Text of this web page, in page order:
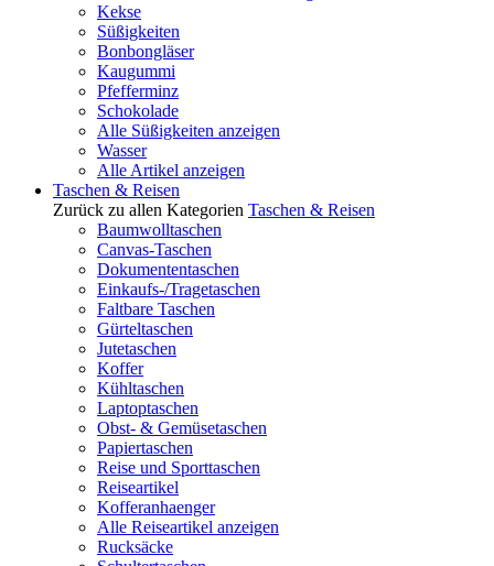
Kekse
Süßigkeiten
Bonbongläser
Kaugummi
Pfefferminz
Schokolade
Alle Süßigkeiten anzeigen
Wasser
Alle Artikel anzeigen
Taschen & Reisen
Zurück zu allen Kategorien Taschen & Reisen
Baumwolltaschen
Canvas-Taschen
Dokumententaschen
Einkaufs-/Tragetaschen
Faltbare Taschen
Gürteltaschen
Jutetaschen
Koffer
Kühltaschen
Laptoptaschen
Obst- & Gemüsetaschen
Papiertaschen
Reise und Sporttaschen
Reiseartikel
Kofferanhaenger
Alle Reiseartikel anzeigen
Rucksäcke